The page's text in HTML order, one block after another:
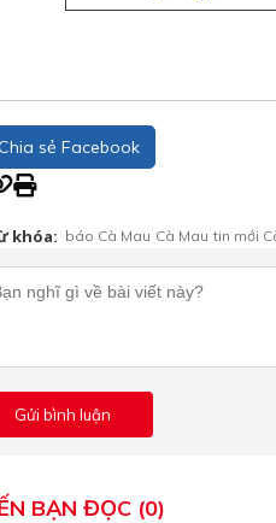
sẻ Facebook
khóa: báo Cà Mau Cà Mau tin mới
BẠN ĐỌC (0)